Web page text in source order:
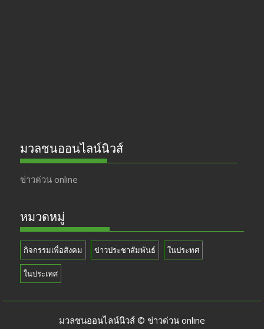
มวลชนออนไลน์นิวส์
ข่าวด่วน online
หมวดหมู่
กิจกรรมเพื่อสังคม ข่าวประชาสัมพันธ์ ในประทศ
ในประเทศ
มวลชนออนไลน์นิวส์ © ข่าวด่วน online